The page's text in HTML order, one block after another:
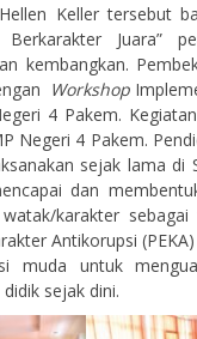
Keller tersebut
Juara”
kembangkan.
Workshop
4 Pakem.
Negeri 4 Pakem.
sejak lama di
dan
karakter sebagai
Antikorupsi
muda untuk
sejak dini.